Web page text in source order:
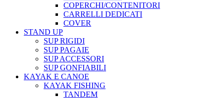
COPERCHI/CONTENITORI
CARRELLI DEDICATI
COVER
STAND UP
SUP RIGIDI
SUP PAGAIE
SUP ACCESSORI
SUP GONFIABILI
KAYAK E CANOE
KAYAK FISHING
TANDEM